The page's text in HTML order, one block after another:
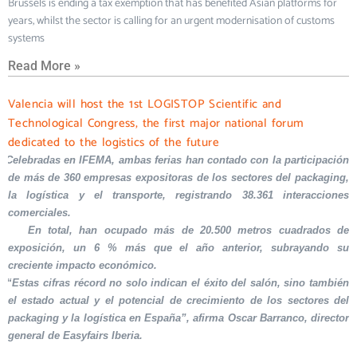
Brussels is ending a tax exemption that has benefited Asian platforms for
years, whilst the sector is calling for an urgent modernisation of customs
systems
Read More »
Valencia will host the 1st LOGISTOP Scientific and
Technological Congress, the first major national forum
dedicated to the logistics of the future
Celebradas en IFEMA, ambas ferias han contado con la participación
de más de 360 empresas expositoras de los sectores del packaging,
la logística y el transporte, registrando 38.361 interacciones
comerciales.
En total, han ocupado más de 20.500 metros cuadrados de
exposición, un 6 % más que el año anterior, subrayando su
creciente impacto económico.
“Estas cifras récord no solo indican el éxito del salón, sino también
el estado actual y el potencial de crecimiento de los sectores del
packaging y la logística en España”, afirma Oscar Barranco, director
general de Easyfairs Iberia.